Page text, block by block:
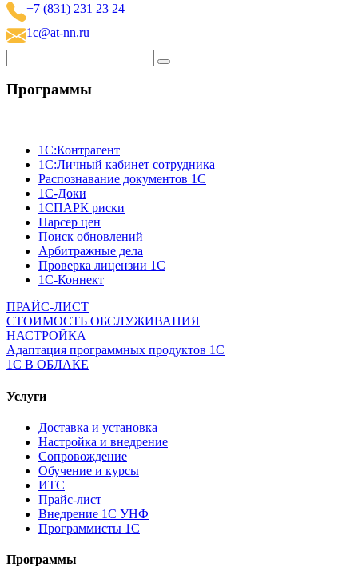
+7 (831) 231 23 24
1c@at-nn.ru
Программы
1C:Контрагент
1С:Личный кабинет сотрудника
Распознавание документов 1С
1С-Доки
1CПАРК риски
Парсер цен
Поиск обновлений
Арбитражные дела
Проверка лицензии 1С
1С-Коннект
ПРАЙС-ЛИСТ
СТОИМОСТЬ ОБСЛУЖИВАНИЯ
НАСТРОЙКА
Адаптация программных продуктов 1С
1С В ОБЛАКЕ
Услуги
Доставка и установка
Настройка и внедрение
Сопровождение
Обучение и курсы
ИТС
Прайс-лист
Внедрение 1С УНФ
Программисты 1С
Программы